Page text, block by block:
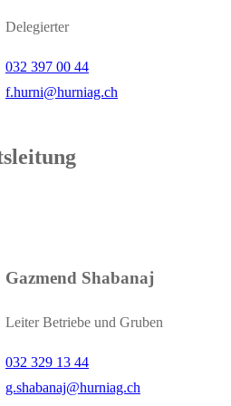
Delegierter
032 397 00 44
f.hurni@hurniag.ch
Gazmend Shabanaj
Leiter Betriebe und Gruben
032 329 13 44
g.shabanaj@hurniag.ch